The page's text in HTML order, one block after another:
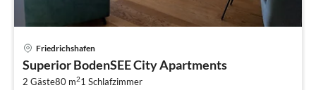
Friedrichshafen
Superior BodenSEE City Apartments
2 Gäste80 m21 Schlafzimmer